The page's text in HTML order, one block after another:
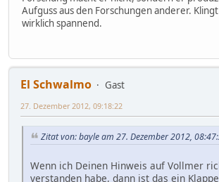
Aufguss aus den Forschungen anderer.
wirklich spannend.
El Schwalmo
Gast
27. Dezember 2012, 09:18:22
Zitat von: bayle am 27. Dezember 2012,
Wenn ich Deinen Hinweis auf Vollmer
verstanden habe, dann ist das ein